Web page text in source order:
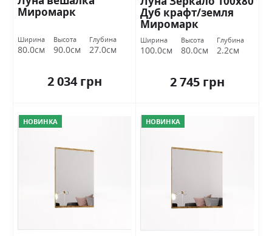
Миромарк
Ширина
80.0см
Высота
90.0см
Глубина
27.0см
2 034 грн
Дуб крафт/земля
Миромарк
Ширина
100.0см
Высота
80.0см
Глубина
2.2см
2 745 грн
НОВИНКА НОВИНКА